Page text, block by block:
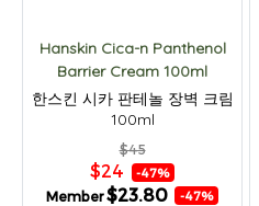
Hanskin Cica-n Panthenol
Barrier Cream 100ml
한스킨 시카 판테놀 장벽 크림
100ml
$45
$24 -47%
Member$23.80 -47%